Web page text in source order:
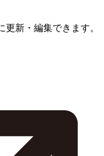
新・編集できます。